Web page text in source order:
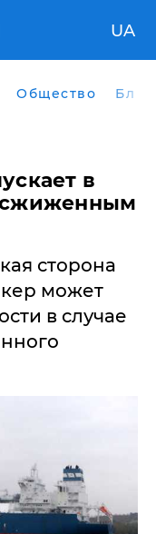
UA
Общество
в
сжиженным
сторона
может
в случае